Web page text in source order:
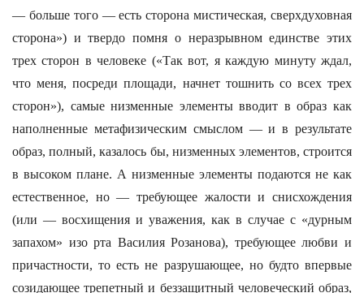
— больше того — есть сторона мистическая, сверхдуховная
сторона») и твердо помня о неразрывном единстве этих
трех сторон в человеке («Так вот, я каждую минуту ждал,
что меня, посреди площади, начнет тошнить со всех трех
сторон»), самые низменные элементы вводит в образ как
наполненные метафизическим смыслом — и в результате
образ, полный, казалось бы, низменных элементов, строится
в высоком плане. А низменные элементы подаются не как
естественное, но — требующее жалости и снисхождения
(или — восхищения и уважения, как в случае с «дурным
запахом» изо рта Василия Розанова), требующее любви и
причастности, то есть не разрушающее, но будто впервые
созидающее трепетный и беззащитный человеческий образ,